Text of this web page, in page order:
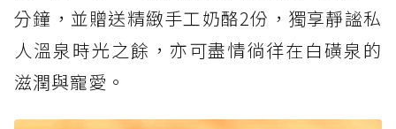
分鐘，並贈送精緻手工奶酪2份，獨享靜謐私
人溫泉時光之餘，亦可盡情徜徉在白磺泉的
滋潤與寵愛。